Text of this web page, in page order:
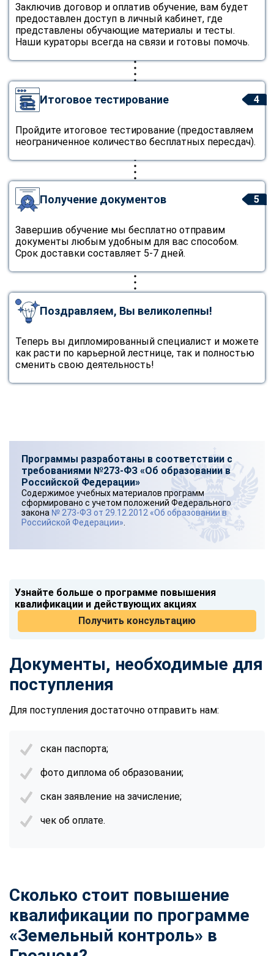
Заключив договор и оплатив обучение, вам будет
предоставлен доступ в личный кабинет, где
представлены обучающие материалы и тесты.
Наши кураторы всегда на связи и готовы помочь.
4
Итоговое тестирование
Пройдите итоговое тестирование (предоставляем
неограниченное количество бесплатных пересдач).
5
Получение документов
Завершив обучение мы бесплатно отправим
документы любым удобным для вас способом.
Срок доставки составляет 5-7 дней.
Поздравляем, Вы великолепны!
Теперь вы дипломированный специалист и можете
как расти по карьерной лестнице, так и полностью
сменить свою деятельность!
Программы разработаны в соответствии с
требованиями №273-ФЗ «Об образовании в
Российской Федерации»
Содержимое учебных материалов программ
сформировано с учетом положений Федерального
закона № 273-ФЗ от 29.12.2012 «Об образовании в
Российской Федерации»
Узнайте больше о программе повышения
квалификации и действующих акциях
Получить консультацию
Документы, необходимые для
поступления
Для поступления достаточно отправить нам:
скан паспорта;
фото диплома об образовании;
скан заявление на зачисление;
чек об оплате.
Сколько стоит повышение
квалификации по программе
«Земельный контроль» в